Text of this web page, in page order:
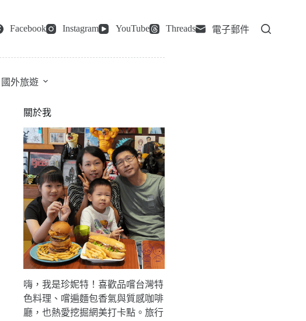
Facebook Instagram YouTube Threads 電子郵件
國外旅遊
關於我
嗨，我是珍妮特！喜歡品嚐台灣特
色料理、嚐遍麵包香氣與質感咖啡
廳，也熱愛挖掘網美打卡點。旅行